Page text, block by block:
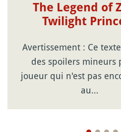
The Legend of
Twilight
Avertissement : Ce
des spoilers mineurs
joueur qui n'est pas
au…